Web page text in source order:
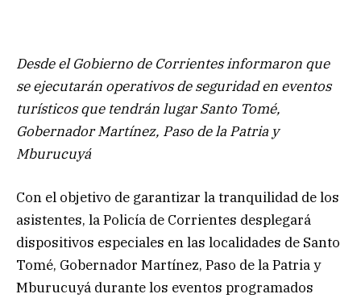
Desde el Gobierno de Corrientes informaron que
se ejecutarán operativos de seguridad en eventos
turísticos que tendrán lugar Santo Tomé,
Gobernador Martínez, Paso de la Patria y
Mburucuyá
Con el objetivo de garantizar la tranquilidad de los
asistentes, la Policía de Corrientes desplegará
dispositivos especiales en las localidades de Santo
Tomé, Gobernador Martínez, Paso de la Patria y
Mburucuyá durante los eventos programados